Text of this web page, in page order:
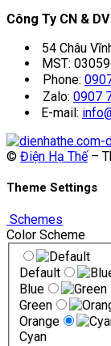
Công Ty CN &
54 Châu
MST:
Phone:
Zalo: 0907
E-mail:
© Điện Hạ Thế–
Theme Settings
Schemes
Color Scheme
Default
Blue
Green
Orange
Cyan